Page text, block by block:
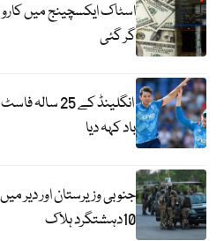
اسٹاک ایکسچینج میں
گر گئی
انگلینڈ کے 25
باد کہہ دیا
جنوبی وزیرستان اور دیر
10دہشتگرد ہلاک